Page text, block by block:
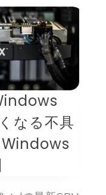
なる不具
Windows